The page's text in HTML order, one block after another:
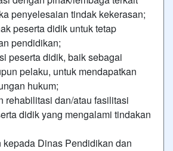
penyelesaian tindak kekerasan;
peserta didik untuk tetap
pendidikan;
peserta didik, baik sebagai
pelaku, untuk mendapatkan
hukum;
rehabilitasi dan/atau fasilitasi
didik yang mengalami tindakan
kepada Dinas Pendidikan dan